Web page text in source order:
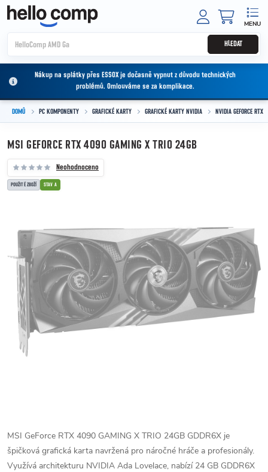
Přejít na obsah
HLEDAT
Nákup na splátky přes ESSOX je dočasně vypnut z důvodu technických
problémů. Omlouváme se za komplikace.
DOMŮ PC KOMPONENTY GRAFICKÉ KARTY GRAFICKÉ KARTY NVIDIA NVIDIA GEFORCE RTX
MSI GEFORCE RTX 4090 GAMING X TRIO 24GB
Neohodnoceno
POUŽITÉ ZBOŽÍ STAV A
MSI GeForce RTX 4090 GAMING X TRIO 24GB GDDR6X je
špičková grafická karta navržená pro náročné hráče a profesionály.
Využívá architekturu NVIDIA Ada Lovelace, nabízí 24 GB GDDR6X